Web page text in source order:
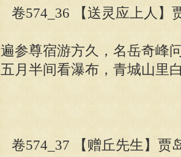
卷574_36 【送灵应上人】
遍参尊宿游方久，名岳奇峰
五月半间看瀑布，青城山里
卷574_37 【赠丘先生】贾